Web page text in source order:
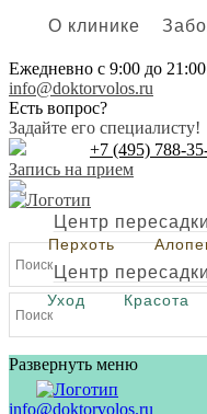
О клинике
Ежедневно с 9:00 до 21:00
info@doktorvolos.ru
Есть вопрос?
Задайте его специалисту!
+7 (495) 788-
Запись на прием
Центр
Центр
Перхоть
Уход Красота
Развернуть меню
info@doktorvolos.ru